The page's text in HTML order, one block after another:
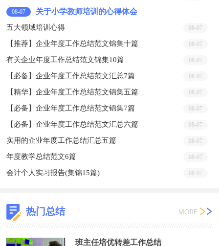
08-07 关于小学教师培训的心得体会
08-07
五大领域培训心得
08-07
【推荐】企业年度工作总结范文锦集十篇
08-07
有关企业年度工作总结范文锦集10篇
08-07
【必备】企业年度工作总结范文汇总7篇
08-07
【精华】企业年度工作总结范文锦集五篇
08-07
【必备】企业年度工作总结范文锦集7篇
08-07
【必备】企业年度工作总结范文汇总六篇
08-07
实用的企业年度工作总结汇总五篇
08-07
年度教学总结范文6篇
08-07
会计个人实习报告(集锦15篇)
热门总结
班主任培优转差工作总结